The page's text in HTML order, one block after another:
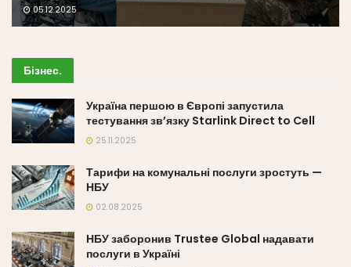
05.12.2025
Бізнес.
Україна першою в Європі запустила
тестування зв’язку Starlink Direct to Cell
25.11.2025
Тарифи на комунальні послуги зростуть —
НБУ
02.08.2025
НБУ заборонив Trustee Global надавати
послуги в Україні